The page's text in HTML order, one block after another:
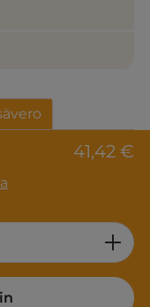
41,42 €
desired